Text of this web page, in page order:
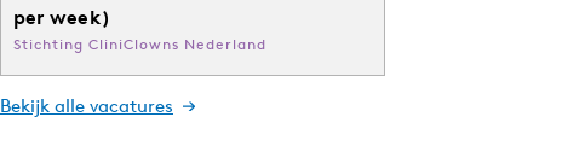
per week)
Stichting CliniClowns Nederland
Bekijk alle vacatures